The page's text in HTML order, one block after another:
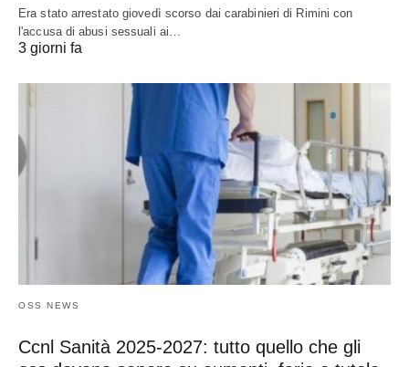
Era stato arrestato giovedì scorso dai carabinieri di Rimini con
l'accusa di abusi sessuali ai…
3 giorni fa
OSS NEWS
Ccnl Sanità 2025-2027: tutto quello che gli